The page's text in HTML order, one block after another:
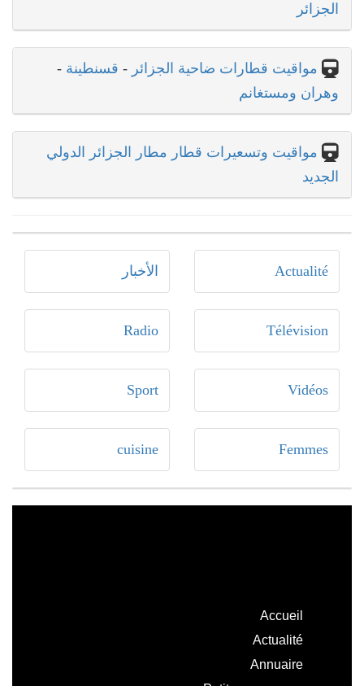
الجزائر
مواقيت قطارات ضاحية الجزائر - قسنطينة -
وهران ومستغانم
مواقيت وتسعيرات قطار مطار الجزائر الدولي
الجديد
Actualité الأخبار
Télévision
Radio
Vidéos
Sport
Femmes
cuisine
Accueil
Actualité
Annuaire